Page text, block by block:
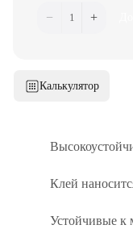
− 1 +
Калькулятор
Клей
Устойчивые к